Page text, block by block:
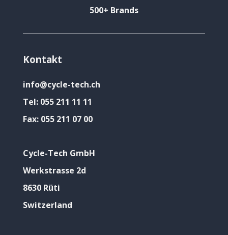
500+ Brands
Kontakt
info@cycle-tech.ch
Tel: 055 211 11 11
Fax: 055 211 07 00
Cycle-Tech GmbH
Werkstrasse 2d
8630 Rüti
Switzerland